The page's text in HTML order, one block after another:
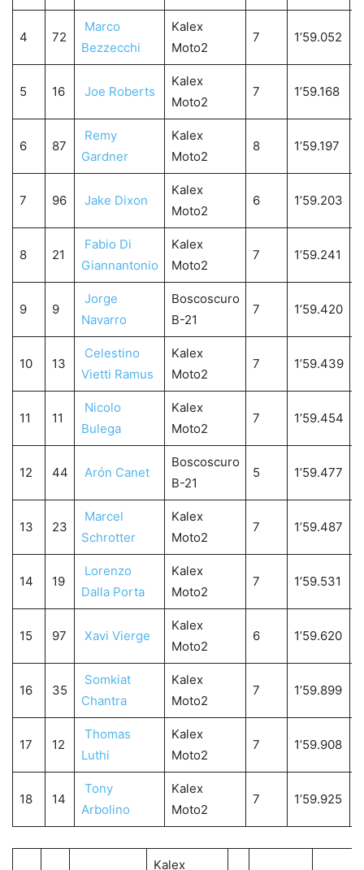
4 72
Marco
Bezzecchi
Kalex
Moto2
7 1’59.052
5 16 Joe Roberts
Kalex
Moto2
7 1’59.168
6 87
Remy
Gardner
Kalex
Moto2
8 1’59.197
7 96 Jake Dixon
Kalex
Moto2
6 1’59.203
8 21
Fabio Di
Giannantonio
Kalex
Moto2
7 1’59.241
9 9
Jorge
Navarro
Boscoscuro
B-21
7 1’59.420
10 13
Celestino
Vietti Ramus
Kalex
Moto2
7 1’59.439
11 11
Nicolo
Bulega
Kalex
Moto2
7 1’59.454
12 44 Arón Canet
Boscoscuro
B-21
5 1’59.477
13 23
Marcel
Schrotter
Kalex
Moto2
7 1’59.487
14 19
Lorenzo
Dalla Porta
Kalex
Moto2
7 1’59.531
15 97 Xavi Vierge
Kalex
Moto2
6 1’59.620
16 35
Somkiat
Chantra
Kalex
Moto2
7 1’59.899
17 12
Thomas
Luthi
Kalex
Moto2
7 1’59.908
18 14
Tony
Arbolino
Kalex
Moto2
7 1’59.925
Kalex